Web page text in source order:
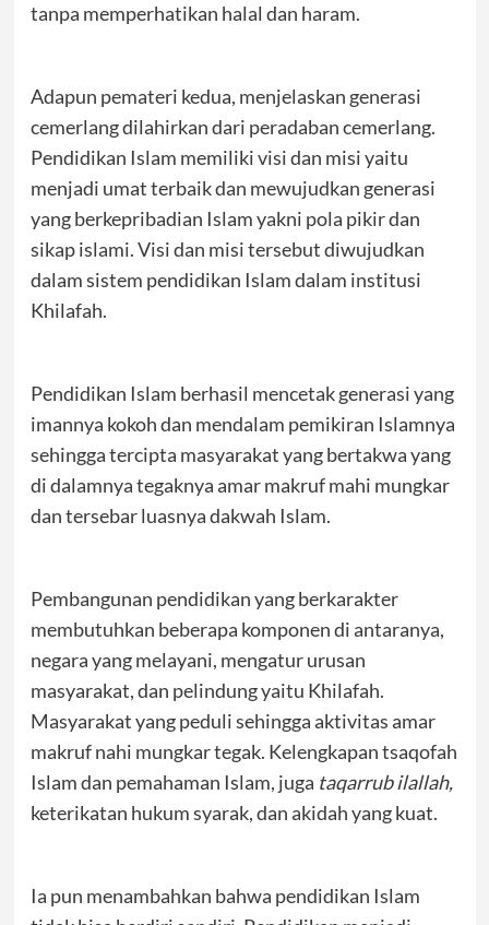
tanpa memperhatikan halal dan haram.
Adapun pemateri kedua, menjelaskan generasi
cemerlang dilahirkan dari peradaban cemerlang.
Pendidikan Islam memiliki visi dan misi yaitu
menjadi umat terbaik dan mewujudkan generasi
yang berkepribadian Islam yakni pola pikir dan
sikap islami. Visi dan misi tersebut diwujudkan
dalam sistem pendidikan Islam dalam institusi
Khilafah.
Pendidikan Islam berhasil mencetak generasi yang
imannya kokoh dan mendalam pemikiran Islamnya
sehingga tercipta masyarakat yang bertakwa yang
di dalamnya tegaknya amar makruf mahi mungkar
dan tersebar luasnya dakwah Islam.
Pembangunan pendidikan yang berkarakter
membutuhkan beberapa komponen di antaranya,
negara yang melayani, mengatur urusan
masyarakat, dan pelindung yaitu Khilafah.
Masyarakat yang peduli sehingga aktivitas amar
makruf nahi mungkar tegak. Kelengkapan tsaqofah
Islam dan pemahaman Islam, juga taqarrub ilallah,
keterikatan hukum syarak, dan akidah yang kuat.
Ia pun menambahkan bahwa pendidikan Islam